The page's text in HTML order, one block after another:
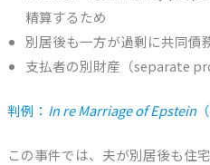
精算するため
別居後も一方が過剰に共同債
支払者の別財産（separate
判例： In re Marriage of Epstein
この事件では、夫が別居後も住